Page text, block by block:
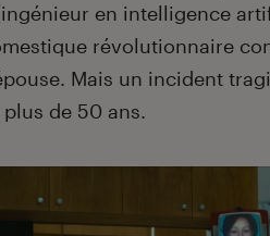
ingénieur en intelligence
révolutionnaire
Mais un incident
de 50 ans.